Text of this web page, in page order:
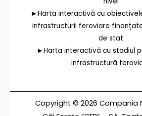
►Harta interactivă cu
infrastructurii feroviare
de stat
►Harta interactivă cu stadiul
infrastructură
Copyright © 2026 Compania